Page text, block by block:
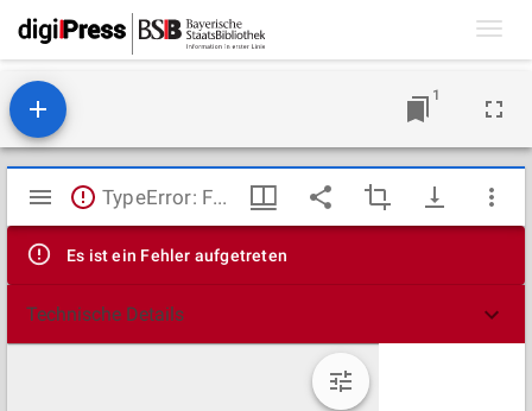
1
Mirador
Viewer
TypeError: Failed to fetch
Es ist ein Fehler aufgetreten
Technische Details